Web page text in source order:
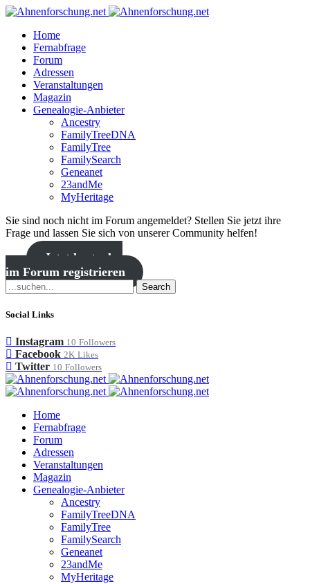
Home
Fernabfrage
Forum
Adressen
Veranstaltungen
Magazin
Genealogie-Anbieter
Ancestry
FamilyTreeDNA
FamilyTree
FamilySearch
Geneanet
23andMe
MyHeritage
Sie sind noch nicht im Forum angemeldet? Stellen Sie jetzt ihre
Frage und lassen Sie sich von unserer Community helfen!
Jetzt kostenlos
im Forum registrieren
Search
Social Links
Instagram 10 Followers
Facebook 2K Likes
Twitter 10 Followers
Home
Fernabfrage
Forum
Adressen
Veranstaltungen
Magazin
Genealogie-Anbieter
Ancestry
FamilyTreeDNA
FamilyTree
FamilySearch
Geneanet
23andMe
MyHeritage